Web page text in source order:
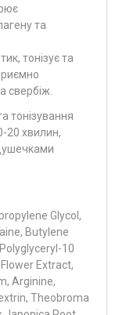
та
тонізує та
свербіж.
тонізування
20 хвилин,
Glycol,
Butylene
10
Extract,
Arginine,
Theobroma